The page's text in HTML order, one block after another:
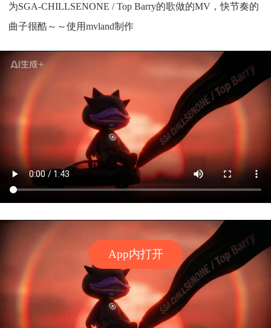
App内打开
为SGA-CHILLSENONE / Top Barry的歌做的MV，快节奏的
曲子很酷～～使用mvland制作